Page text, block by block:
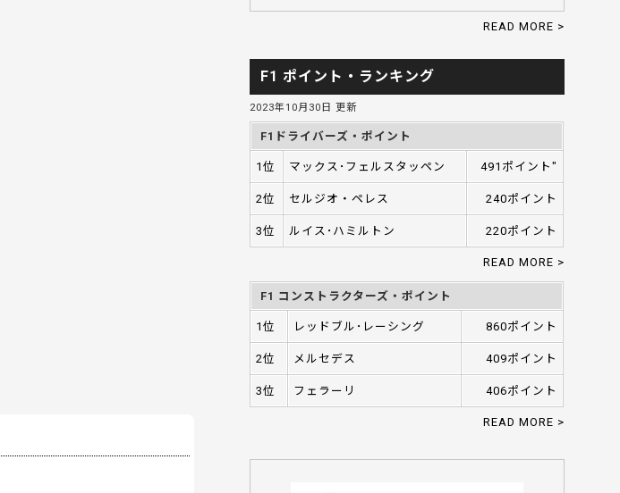
READ MORE >
F1 ポイント・ランキング
2023年10月30日 更新
F1ドライバーズ・ポイント
1位 マックス･フェルスタッペン 491ポイント"
2位 セルジオ・ペレス 240ポイント
3位 ルイス･ハミルトン 220ポイント
READ MORE >
F1 コンストラクターズ・ポイント
1位 レッドブル･レーシング 860ポイント
2位 メルセデス 409ポイント
3位 フェラーリ 406ポイント
READ MORE >